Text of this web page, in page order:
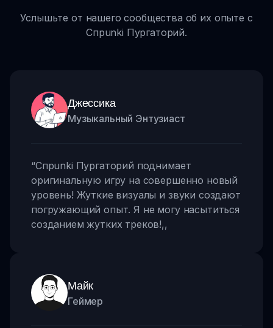
Услышьте от нашего сообщества об их опыте с
Спрunki Пургаторий.
Джессика
Музыкальный Энтузиаст
“Спрunki Пургаторий поднимает
оригинальную игру на совершенно новый
уровень! Жуткие визуалы и звуки создают
погружающий опыт. Я не могу насытиться
созданием жутких треков!,,
Майк
Геймер